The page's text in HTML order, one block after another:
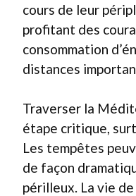
cours de leur
profitant des
consommation
distances
Traverser la
étape critique,
Les tempêtes
de façon
périlleux. La vie